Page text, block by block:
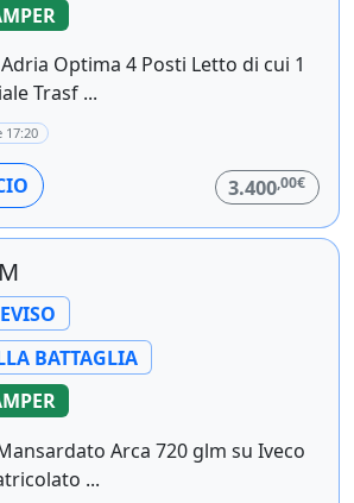
Optima 4 Posti Letto di cui 1
Trasf ...
17:20
3.400,00€
BATTAGLIA
Arca 720 glm su Iveco
...